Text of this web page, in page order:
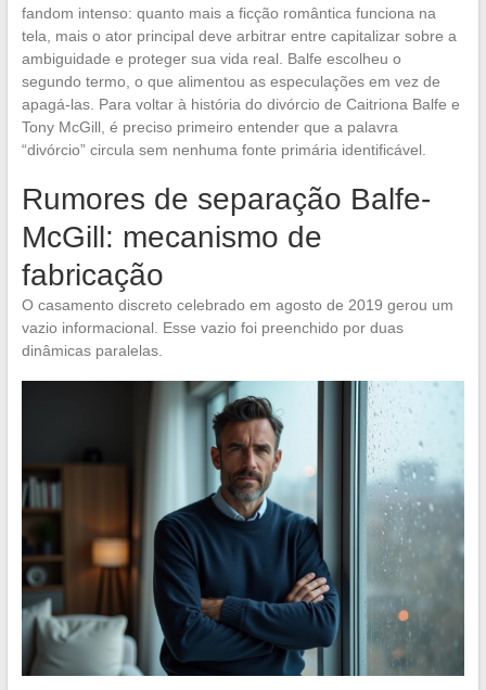
fandom intenso: quanto mais a ficção romântica funciona na
tela, mais o ator principal deve arbitrar entre capitalizar sobre a
ambiguidade e proteger sua vida real. Balfe escolheu o
segundo termo, o que alimentou as especulações em vez de
apagá-las. Para voltar à história do divórcio de Caitriona Balfe e
Tony McGill, é preciso primeiro entender que a palavra
“divórcio” circula sem nenhuma fonte primária identificável.
Rumores de separação Balfe-
McGill: mecanismo de
fabricação
O casamento discreto celebrado em agosto de 2019 gerou um
vazio informacional. Esse vazio foi preenchido por duas
dinâmicas paralelas.